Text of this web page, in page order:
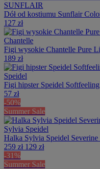
SUNFLAIR
Dół od kostiumu Sunflair
127 zł
Chantelle
Figi wysokie Chantelle Pure
189 zł
Speidel
Figi hipster Speidel
57 zł
-50%
Summer Sale
Sylvia Speidel
Halka Sylvia Speidel Severine
259 zł 129 zł
-31%
Summer Sale